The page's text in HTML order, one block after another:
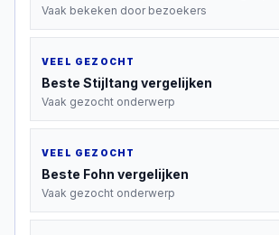
Vaak bekeken door bezoekers
VEEL GEZOCHT
Beste Stijltang vergelijken
Vaak gezocht onderwerp
VEEL GEZOCHT
Beste Fohn vergelijken
Vaak gezocht onderwerp